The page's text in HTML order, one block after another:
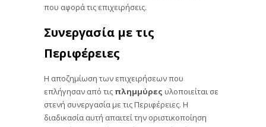
που αφορά τις επιχειρήσεις.
Συνεργασία με τις
Περιφέρειες
Η αποζημίωση των επιχειρήσεων που
επλήγησαν από τις πλημμύρες υλοποιείται σε
στενή συνεργασία με τις Περιφέρειες. Η
διαδικασία αυτή απαιτεί την οριστικοποίηση